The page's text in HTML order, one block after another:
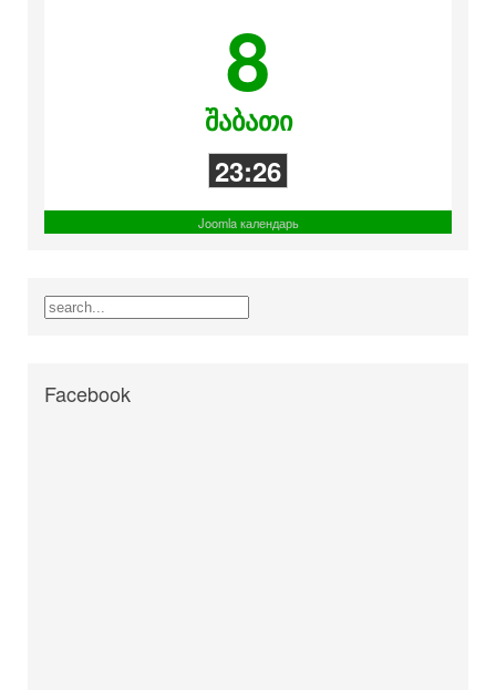
8
შაბათი
23:26
Joomla календарь
Facebook